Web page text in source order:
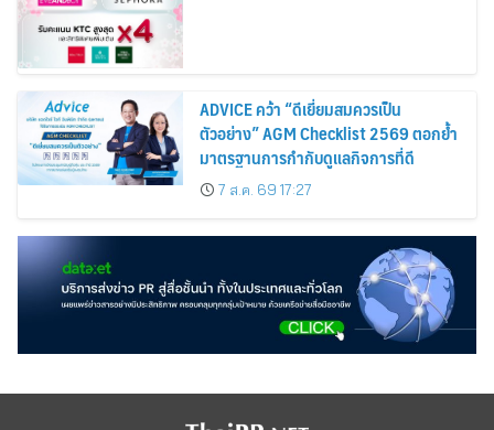
ADVICE คว้า “ดีเยี่ยมสมควรเป็น
ตัวอย่าง” AGM Checklist 2569 ตอกย้ำ
มาตรฐานการกำกับดูแลกิจการที่ดี
7 ส.ค. 69 17:27